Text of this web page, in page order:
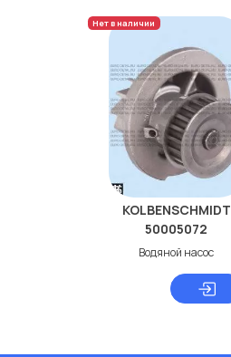
Нет в наличии
KOLBENSCHMIDT
50005072
Водяной насос